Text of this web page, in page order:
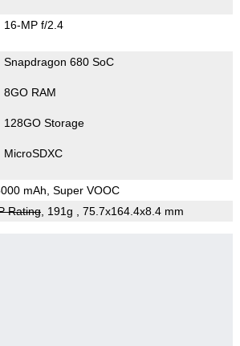
16-MP f/2.4
Snapdragon 680 SoC
8GO RAM
128GO Storage
MicroSDXC
mAh, Super VOOC
Rating, 191g , 75.7x164.4x8.4 mm